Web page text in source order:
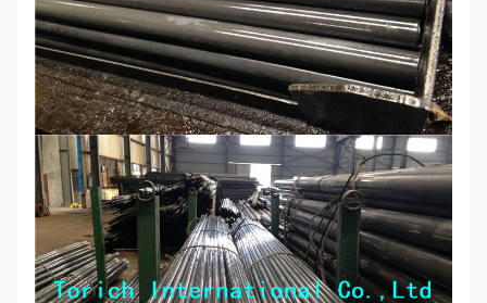
30.0 2.5 5800 a 6000
30.0 3.5 5800 a 6000
30.0 4.0 5800 a 6000
32.0 1.0 5800 a 6000
32.0 1.5 5800 a 6000
32.0 3.0 5800 a 6000
32.0 4.7 5800 a 6000